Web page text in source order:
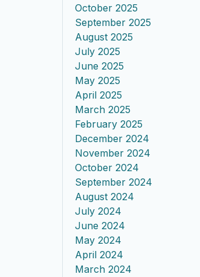
October 2025
September 2025
August 2025
July 2025
June 2025
May 2025
April 2025
March 2025
February 2025
December 2024
November 2024
October 2024
September 2024
August 2024
July 2024
June 2024
May 2024
April 2024
March 2024